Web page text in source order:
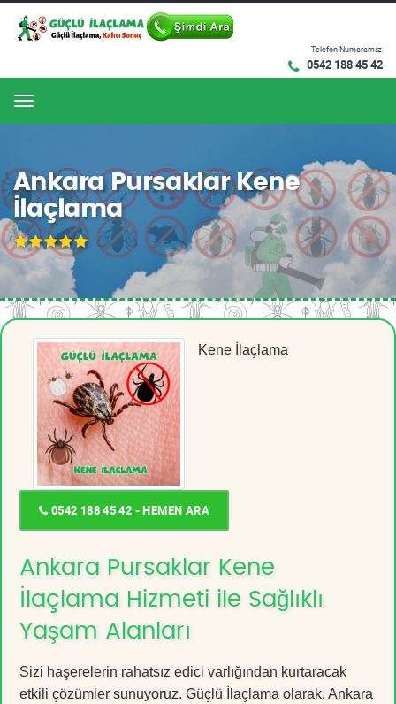
Telefon Numaramız:
0542 188 45 42
Menu
Ankara Pursaklar Kene
İlaçlama
Kene İlaçlama
0542 188 45 42 - HEMEN ARA
Ankara Pursaklar Kene
İlaçlama Hizmeti ile Sağlıklı
Yaşam Alanları
Sizi haşerelerin rahatsız edici varlığından kurtaracak
etkili çözümler sunuyoruz. Güçlü İlaçlama olarak, Ankara